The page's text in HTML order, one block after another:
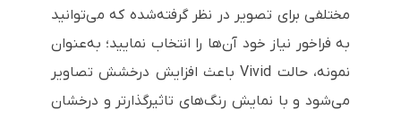
مختلفی برای تصویر در نظر گرفته‌شده که می‌توانید
به فراخور نیاز خود آن‌ها را انتخاب نمایید؛ به‌عنوان
نمونه، حالت Vividباعث افزایش درخشش تصاویر
می‌شود و با نمایش رنگ‌های تاثیرگذارتر و درخشان